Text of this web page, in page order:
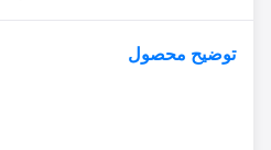
توضیح محصول